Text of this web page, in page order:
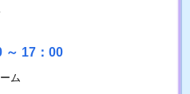
～ 17：00
ム